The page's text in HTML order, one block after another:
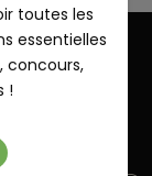
toutes les
essentielles
concours,
!